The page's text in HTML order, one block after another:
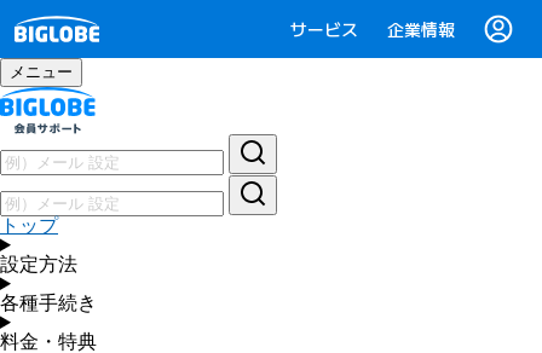
サービス 企業情報
メニュー
トップ
設定方法
各種手続き
料金・特典